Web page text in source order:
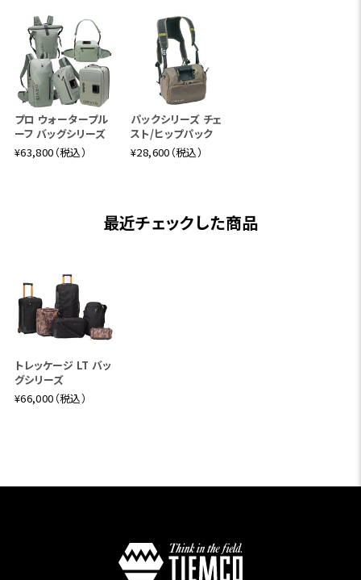
プロ ウォータープル
ーフ バッグシリーズ
¥63,800（税込）
パックシリーズ チェ
スト/ヒップパック
¥28,600（税込）
最近チェックした商品
トレッケージ LT バッ
グシリーズ
¥66,000（税込）